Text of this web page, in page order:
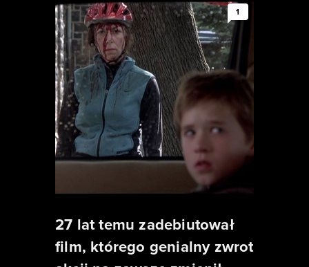
1
27 lat temu zadebiutował
film, którego genialny zwrot